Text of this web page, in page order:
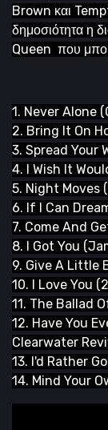
Brown και
δημοσιότητα η
Queen που
1. Never Alone
2. Bring It On
3. Spread Your
4. I Wish It
5. Night Moves
6. If I Can
7. Come And
8. I Got You
9. Give A Little
10. I Love You
11. The Ballad
12. Have You
Clearwater
13. I'd Rather
14. Mind Your